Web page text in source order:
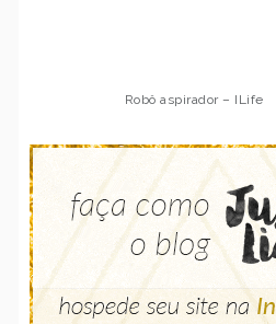
Robô aspirador – Multilaser